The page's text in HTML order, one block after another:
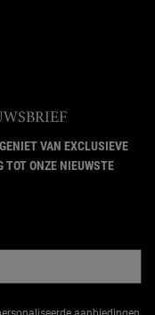
VAN EXCLUSIEVE
TOT ONZE NIEUWSTE